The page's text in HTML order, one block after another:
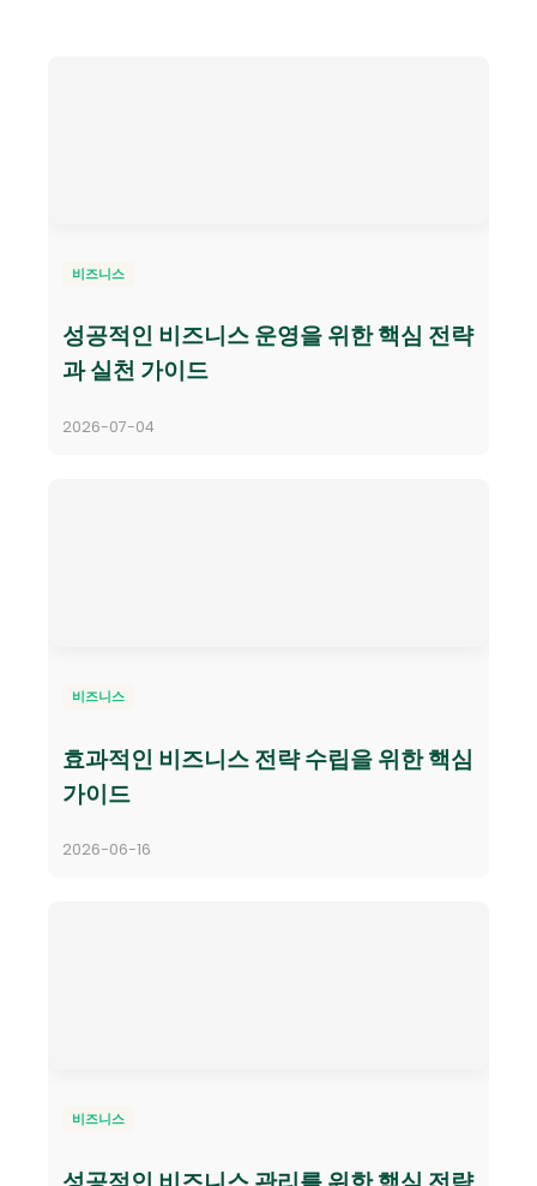
비즈니스
성공적인 비즈니스 운영을 위한 핵심 전략
과 실천 가이드
2026-07-04
비즈니스
효과적인 비즈니스 전략 수립을 위한 핵심
가이드
2026-06-16
비즈니스